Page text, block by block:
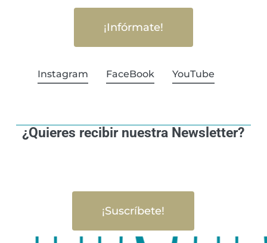
¡Infórmate!
Instagram FaceBook YouTube
¿Quieres recibir nuestra Newsletter?
¡Suscríbete!